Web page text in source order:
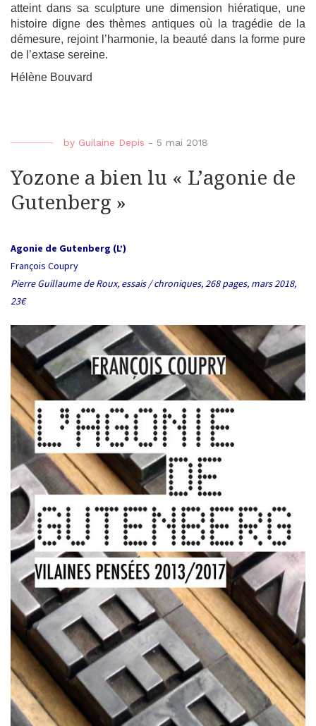
atteint dans sa sculpture une dimension hiératique, une
histoire digne des thèmes antiques où la tragédie de la
démesure, rejoint l’harmonie, la beauté dans la forme pure
de l’extase sereine.
Hélène Bouvard
by Guilaine Depis - 5 mai 2018
Yozone a bien lu « L’agonie de
Gutenberg »
Agonie de Gutenberg (L’)
François Coupry
Pierre Guillaume de Roux, essais / chroniques, 268 pages, mars 2018,
23€